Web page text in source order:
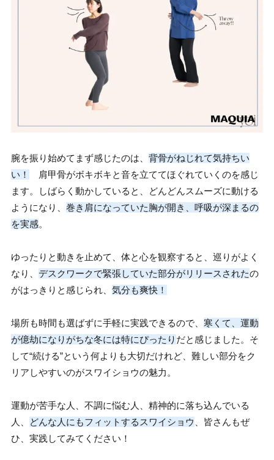
腕を振り始めてまず感じたのは、 背骨がねじれて気持ちい
い！
肩甲骨がボキボキと音を立ててほぐれていくのを感じ
ます。しばらく動かしていると、どんどんスムーズに動ける
ようになり、 巻き肩になっていた胸が開き、呼吸が深まるの
を実感。
ゆったりと動きを止めて、体と心を観察すると、巡りがよく
なり、 デスクワークで緊張していた部分がリリースされたの
がはっきりと感じられ、 気分も爽快！
場所も時間も選ばずに手軽に実践できるので、 寒くて、運動
が億劫になりがちな冬には特にぴったり だと感じました。そ
して“続ける”という何よりも大切だけれど、難しい部分をク
リアしやすいのがスワイショウの魅力。
運動が苦手な人、不調に悩む人、精神的に落ち込んでいる
人、
どんな人にもフィットするスワイショウ
、皆さんもぜ
ひ、実践してみてください！